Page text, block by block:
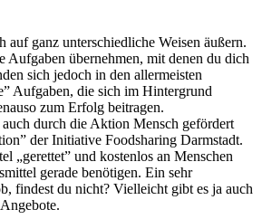
auf ganz unterschiedliche Weisen äußern.
Aufgaben übernehmen, mit denen du dich
sich jedoch in den allermeisten
Aufgaben, die sich im Hintergrund
zum Erfolg beitragen.
durch die Aktion Mensch gefördert
der Initiative Foodsharing Darmstadt.
„gerettet” und kostenlos an Menschen
gerade benötigen. Ein sehr
findest du nicht? Vielleicht gibt es ja auch